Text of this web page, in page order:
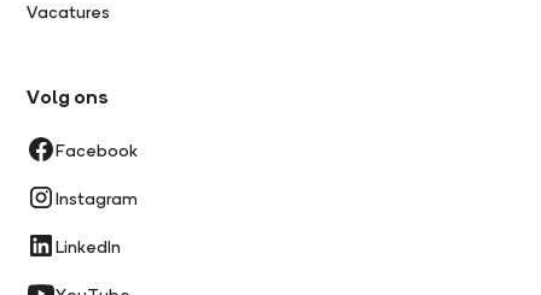
Vacatures
Volg ons
Facebook
Instagram
LinkedIn